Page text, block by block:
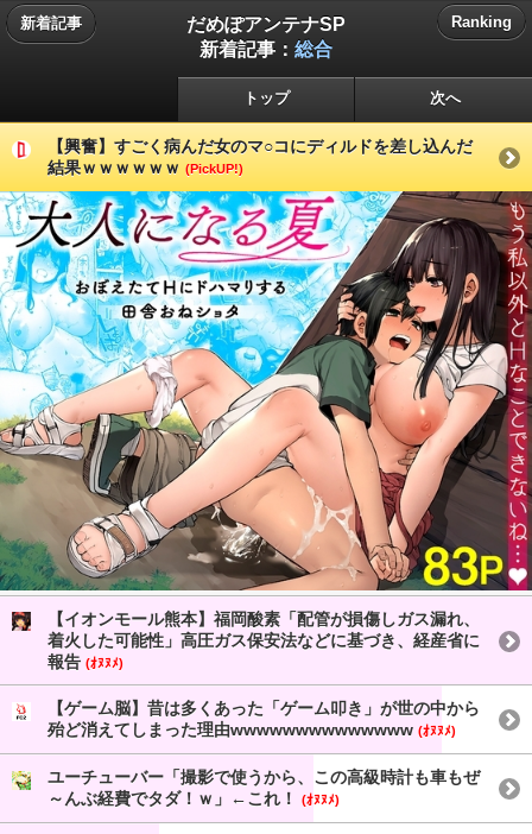
新着記事
だめぽアンテナSP
新着記事： 総合
Ranking
トップ 次へ
【興奮】すごく病んだ女のマ○コにディルドを差し込んだ
結果ｗｗｗｗｗｗ (PickUP!)
【イオンモール熊本】福岡酸素「配管が損傷しガス漏れ、
着火した可能性」高圧ガス保安法などに基づき、経産省に
報告 (ｵﾇﾇﾒ)
【ゲーム脳】昔は多くあった「ゲーム叩き」が世の中から
殆ど消えてしまった理由wwwwwwwwwwwwww (ｵﾇﾇﾒ)
ユーチューバー「撮影で使うから、この高級時計も車もぜ
～んぶ経費でタダ！ｗ」←これ！
(ｵﾇﾇﾒ)